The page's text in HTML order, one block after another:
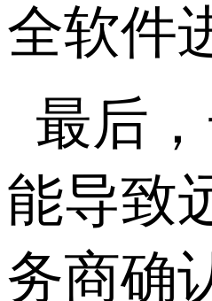
全软件
最后
能导致
务商确